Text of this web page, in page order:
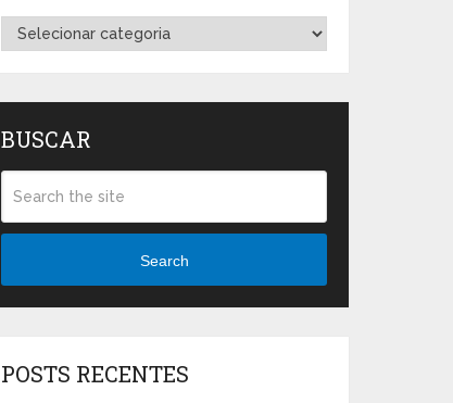
Categorias
BUSCAR
Search
POSTS RECENTES